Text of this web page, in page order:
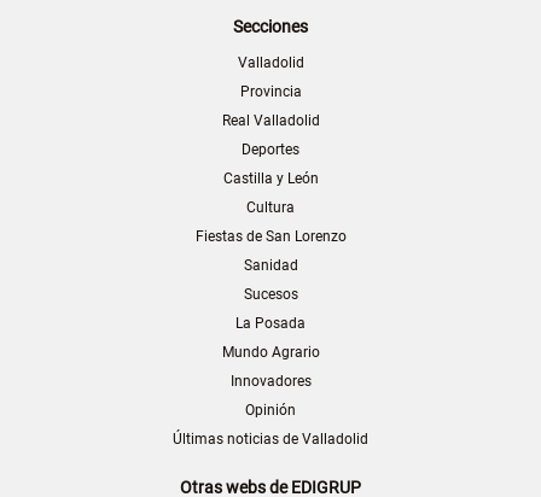
Secciones
Valladolid
Provincia
Real Valladolid
Deportes
Castilla y León
Cultura
Fiestas de San Lorenzo
Sanidad
Sucesos
La Posada
Mundo Agrario
Innovadores
Opinión
Últimas noticias de Valladolid
Otras webs de EDIGRUP